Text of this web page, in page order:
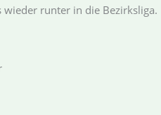
wieder runter in die Bezirksliga.